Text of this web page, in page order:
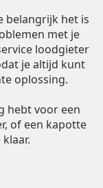
belangrijk het is
met je
loodgieter
je altijd kunt
oplossing.
hebt voor een
of een kapotte